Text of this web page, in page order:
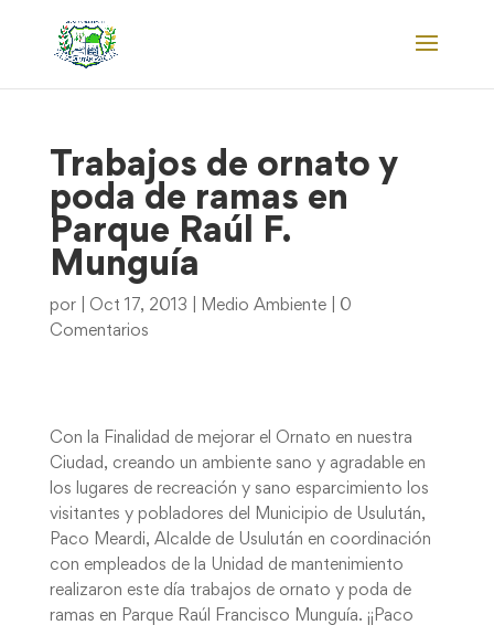
Trabajos de ornato y
poda de ramas en
Parque Raúl F.
Munguía
por Oct 17, 2013 Medio Ambiente| 0
Comentarios
Con la Finalidad de mejorar el Ornato en nuestra
Ciudad, creando un ambiente sano y agradable en
los lugares de recreación y sano esparcimiento los
visitantes y pobladores del Municipio de Usulután,
Paco Meardi, Alcalde de Usulután en coordinación
con empleados de la Unidad de mantenimiento
realizaron este día trabajos de ornato y poda de
ramas en Parque Raúl Francisco Munguía. ¡¡Paco